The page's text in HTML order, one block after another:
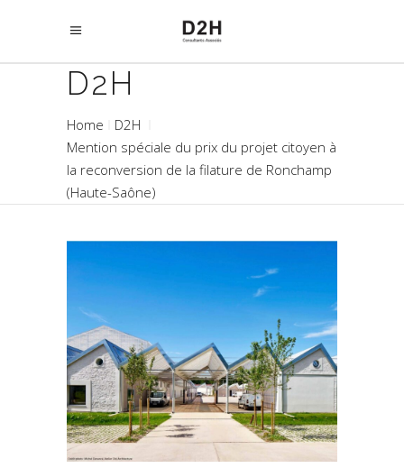
D2H
Home
D2H
Mention spéciale du prix du projet citoyen à
la reconversion de la filature de Ronchamp
(Haute-Saône)